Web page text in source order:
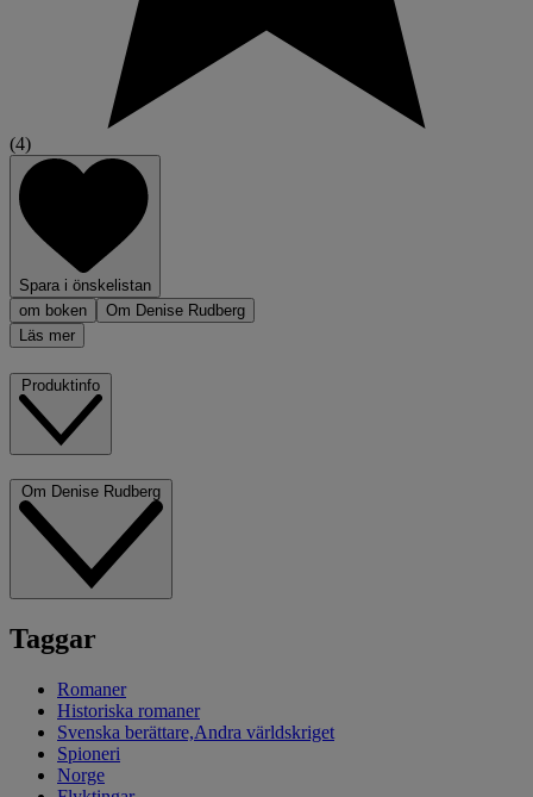
(4)
Spara i önskelistan
om boken
Om Denise Rudberg
Läs mer
Taggar
Romaner
Historiska romaner
Svenska berättare,Andra världskriget
Spioneri
Norge